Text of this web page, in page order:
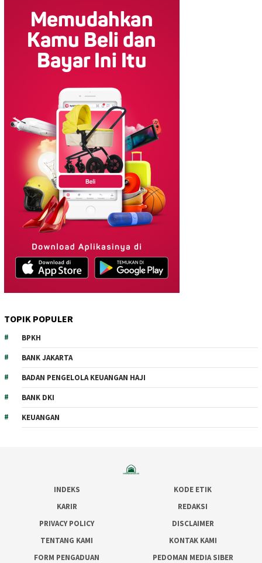
TOPIK POPULER
BPKH
BANK JAKARTA
BADAN PENGELOLA KEUANGAN HAJI
BANK DKI
KEUANGAN
INDEKS
KODE ETIK
KARIR
REDAKSI
PRIVACY POLICY
DISCLAIMER
TENTANG KAMI
KONTAK KAMI
FORM PENGADUAN
PEDOMAN MEDIA SIBER